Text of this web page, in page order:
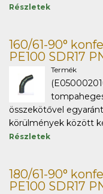
Részletek
160/61-90°
PE100 SDR17
Termék
összekötővel
körülmények között
Részletek
180/61-90°
PE100 SDR17